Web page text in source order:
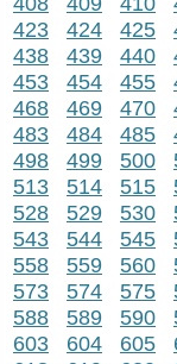
423
424 425
438
439 440
453
454 455
468
469 470
483
484 485
498
499 500
513
514 515
528
529 530
543
544 545
558
559 560
573
574 575
588
589 590
603
604 605